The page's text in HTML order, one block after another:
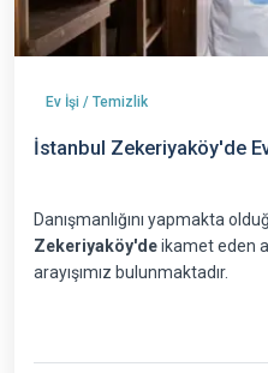
Ev İşi / Temizlik
Danışmanlığını yapmakta
Zekeriyaköy'deikamet eden
arayışımız bulunmaktadır.